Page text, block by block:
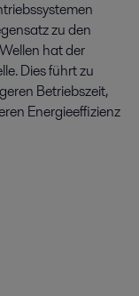
zu den
hat der
Dies führt zu
Betriebszeit,
Energieeffizienz